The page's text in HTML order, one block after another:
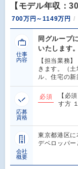
【モデル年収：
700万円～1149万円
仕事
内容
同グループ
いたします。
【担当業務
きます。（
ル、住宅の
応募
資格
必須
【必
す方
会社
概要
東京都港区
デベロッパ